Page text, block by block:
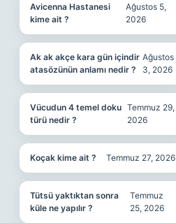
Avicenna Hastanesi
kime ait ?
Ağustos 5,
2026
Ak ak akçe kara gün içindir
atasözünün anlamı nedir ?
Ağustos
3, 2026
Vücudun 4 temel doku
türü nedir ?
Temmuz 29,
2026
Koçak kime ait ? Temmuz 27, 2026
Tütsü yaktıktan sonra
küle ne yapılır ?
Temmuz
25, 2026